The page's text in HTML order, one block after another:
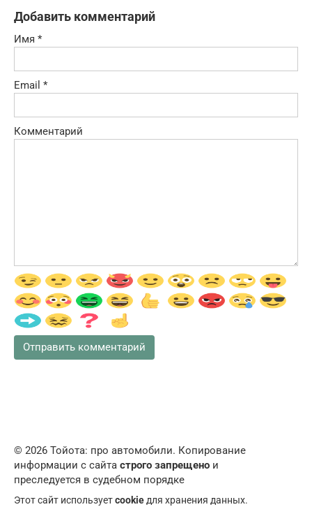
Добавить комментарий
Имя *
Email *
Комментарий
© 2026 Тойота: про автомобили. Копирование
информации с сайта строго запрещено и
преследуется в судебном порядке
Этот сайт используетcookieдля хранения данных.